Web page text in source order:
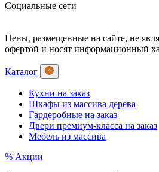
Социальные сети
Цены, размещенные на сайте, не
офертой и носят информационный
Каталог
Кухни на заказ
Шкафы из массива дерева
Гардеробные на заказ
Двери премиум-класса на заказ
Мебель из массива
% Акции